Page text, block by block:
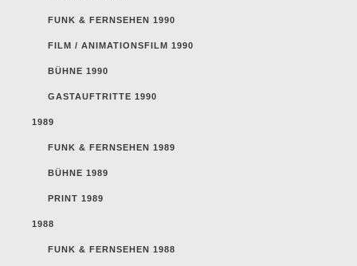
FUNK & FERNSEHEN 1990
FILM / ANIMATIONSFILM 1990
BÜHNE 1990
GASTAUFTRITTE 1990
1989
FUNK & FERNSEHEN 1989
BÜHNE 1989
PRINT 1989
1988
FUNK & FERNSEHEN 1988